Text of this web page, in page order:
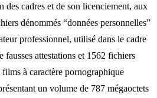
des cadres et de son licenciement, aux
dénommés “données personnelles”
professionnel, utilisé dans le cadre
fausses attestations et 1562 fichiers
films à caractère pornographique
un volume de 787 mégaoctets